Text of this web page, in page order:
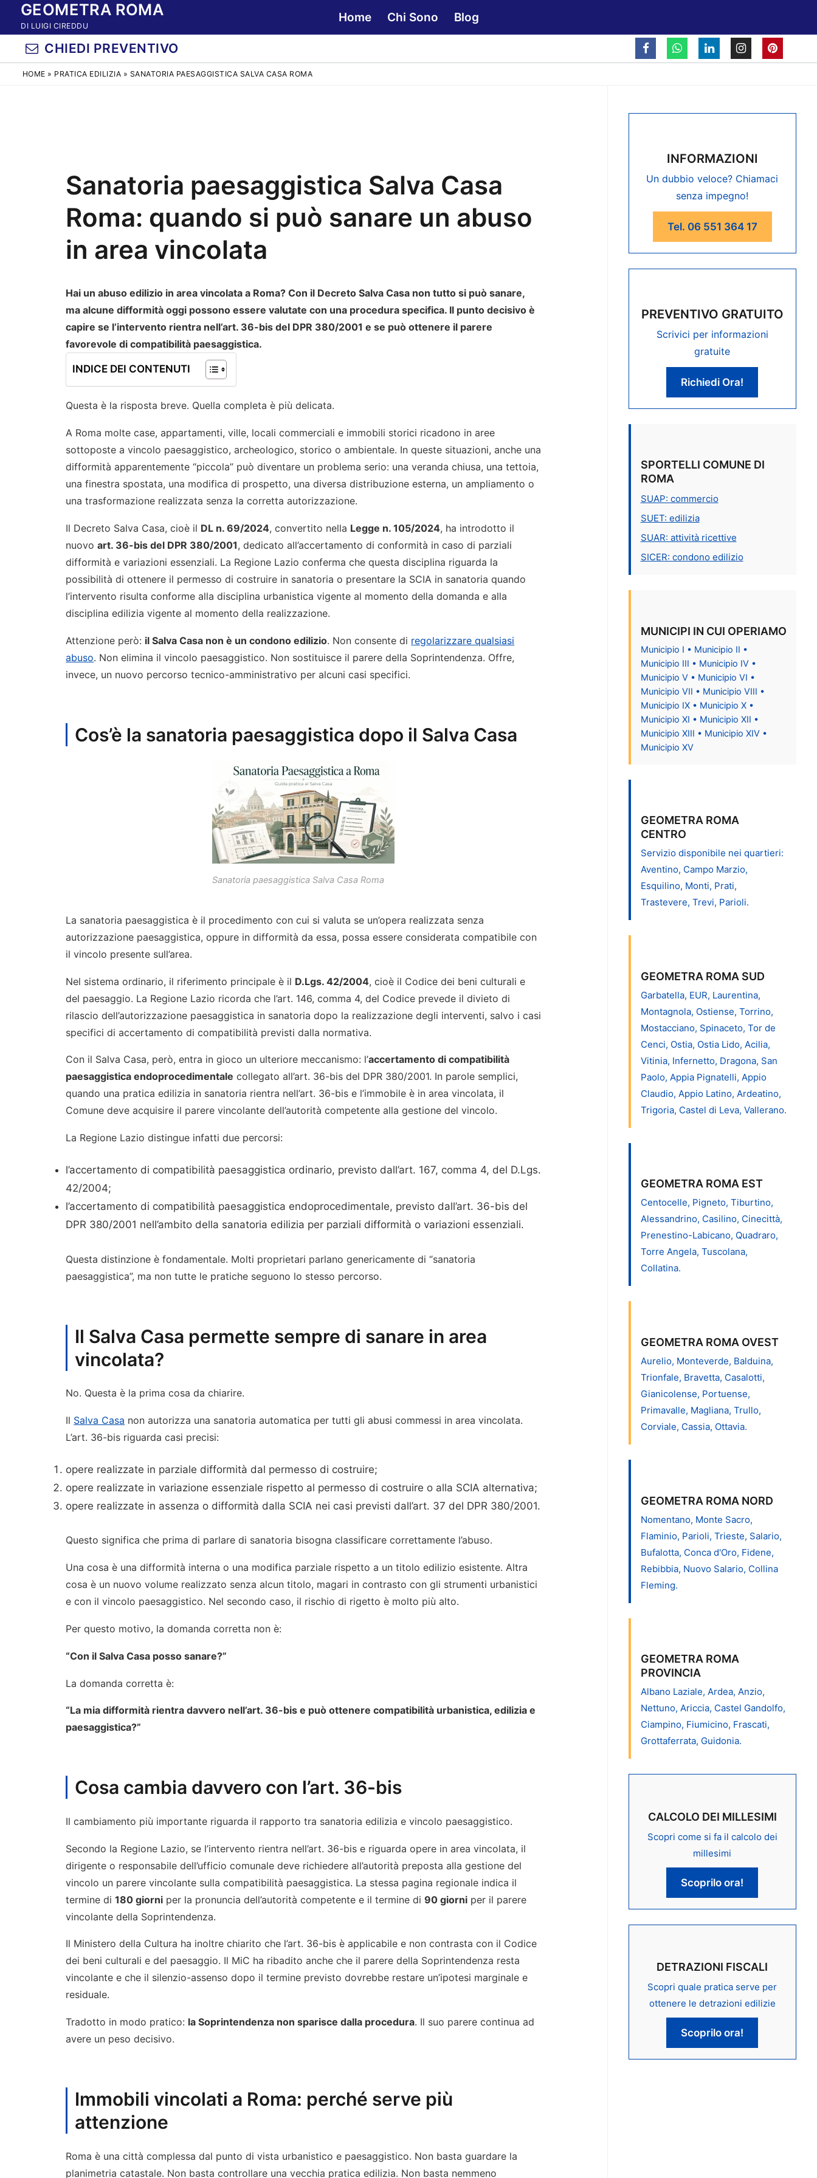
contenuto
GEOMETRA ROMA
DI LUIGI CIREDDU
Home Chi Sono Blog
CHIEDI PREVENTIVO
HOME » PRATICA EDILIZIA » SANATORIA PAESAGGISTICA SALVA CASA ROMA
Sanatoria paesaggistica Salva Casa
Roma: quando si può sanare un abuso
in area vincolata
Hai un abuso edilizio in area vincolata a Roma? Con il Decreto Salva Casa non tutto si può sanare,
ma alcune difformità oggi possono essere valutate con una procedura specifica. Il punto decisivo è
capire se l’intervento rientra nell’art. 36-bis del DPR 380/2001 e se può ottenere il parere
favorevole di compatibilità paesaggistica.
INDICE DEI CONTENUTI
Questa è la risposta breve. Quella completa è più delicata.
A Roma molte case, appartamenti, ville, locali commerciali e immobili storici ricadono in aree
sottoposte a vincolo paesaggistico, archeologico, storico o ambientale. In queste situazioni, anche una
difformità apparentemente “piccola” può diventare un problema serio: una veranda chiusa, una tettoia,
una finestra spostata, una modifica di prospetto, una diversa distribuzione esterna, un ampliamento o
una trasformazione realizzata senza la corretta autorizzazione.
Il Decreto Salva Casa, cioè il DL n. 69/2024, convertito nella Legge n. 105/2024, ha introdotto il
nuovoart. 36-bis del DPR 380/2001, dedicato all’accertamento di conformità in caso di parziali
difformità e variazioni essenziali. La Regione Lazio conferma che questa disciplina riguarda la
possibilità di ottenere il permesso di costruire in sanatoria o presentare la SCIA in sanatoria quando
l’intervento risulta conforme alla disciplina urbanistica vigente al momento della domanda e alla
disciplina edilizia vigente al momento della realizzazione.
Attenzione però: il Salva Casa non è un condono edilizio. Non consente di regolarizzare qualsiasi
abuso. Non elimina il vincolo paesaggistico. Non sostituisce il parere della Soprintendenza. Offre,
invece, un nuovo percorso tecnico-amministrativo per alcuni casi specifici.
Cos’è la sanatoria paesaggistica dopo il Salva Casa
Sanatoria paesaggistica Salva Casa Roma
La sanatoria paesaggistica è il procedimento con cui si valuta se un’opera realizzata senza
autorizzazione paesaggistica, oppure in difformità da essa, possa essere considerata compatibile con
il vincolo presente sull’area.
Nel sistema ordinario, il riferimento principale è il D.Lgs. 42/2004, cioè il Codice dei beni culturali e
del paesaggio. La Regione Lazio ricorda che l’art. 146, comma 4, del Codice prevede il divieto di
rilascio dell’autorizzazione paesaggistica in sanatoria dopo la realizzazione degli interventi, salvo i casi
specifici di accertamento di compatibilità previsti dalla normativa.
Con il Salva Casa, però, entra in gioco un ulteriore meccanismo: l’accertamento di compatibilità
paesaggistica endoprocedimentale collegato all’art. 36-bis del DPR 380/2001. In parole semplici,
quando una pratica edilizia in sanatoria rientra nell’art. 36-bis e l’immobile è in area vincolata, il
Comune deve acquisire il parere vincolante dell’autorità competente alla gestione del vincolo.
La Regione Lazio distingue infatti due percorsi:
l’accertamento di compatibilità paesaggistica ordinario, previsto dall’art. 167, comma 4, del D.Lgs.
42/2004;
l’accertamento di compatibilità paesaggistica endoprocedimentale, previsto dall’art. 36-bis del
DPR 380/2001 nell’ambito della sanatoria edilizia per parziali difformità o variazioni essenziali.
Questa distinzione è fondamentale. Molti proprietari parlano genericamente di “sanatoria
paesaggistica”, ma non tutte le pratiche seguono lo stesso percorso.
Il Salva Casa permette sempre di sanare in area
vincolata?
No. Questa è la prima cosa da chiarire.
Il Salva Casa non autorizza una sanatoria automatica per tutti gli abusi commessi in area vincolata.
L’art. 36-bis riguarda casi precisi:
opere realizzate in parziale difformità dal permesso di costruire;
opere realizzate in variazione essenziale rispetto al permesso di costruire o alla SCIA alternativa;
opere realizzate in assenza o difformità dalla SCIA nei casi previsti dall’art. 37 del DPR 380/2001.
Questo significa che prima di parlare di sanatoria bisogna classificare correttamente l’abuso.
Una cosa è una difformità interna o una modifica parziale rispetto a un titolo edilizio esistente. Altra
cosa è un nuovo volume realizzato senza alcun titolo, magari in contrasto con gli strumenti urbanistici
e con il vincolo paesaggistico. Nel secondo caso, il rischio di rigetto è molto più alto.
Per questo motivo, la domanda corretta non è:
“Con il Salva Casa posso sanare?”
La domanda corretta è:
“La mia difformità rientra davvero nell’art. 36-bis e può ottenere compatibilità urbanistica, edilizia e
paesaggistica?”
Cosa cambia davvero con l’art. 36-bis
Il cambiamento più importante riguarda il rapporto tra sanatoria edilizia e vincolo paesaggistico.
Secondo la Regione Lazio, se l’intervento rientra nell’art. 36-bis e riguarda opere in area vincolata, il
dirigente o responsabile dell’ufficio comunale deve richiedere all’autorità preposta alla gestione del
vincolo un parere vincolante sulla compatibilità paesaggistica. La stessa pagina regionale indica il
termine di180 giorni per la pronuncia dell’autorità competente e il termine di90 giorni per il parere
vincolante della Soprintendenza.
Il Ministero della Cultura ha inoltre chiarito che l’art. 36-bis è applicabile e non contrasta con il Codice
dei beni culturali e del paesaggio. Il MiC ha ribadito anche che il parere della Soprintendenza resta
vincolante e che il silenzio-assenso dopo il termine previsto dovrebbe restare un’ipotesi marginale e
residuale.
Tradotto in modo pratico: la Soprintendenza non sparisce dalla procedura. Il suo parere continua ad
avere un peso decisivo.
Immobili vincolati a Roma: perché serve più
attenzione
Roma è una città complessa dal punto di vista urbanistico e paesaggistico. Non basta guardare la
planimetria catastale. Non basta controllare una vecchia pratica edilizia. Non basta nemmeno
INFORMAZIONI
Un dubbio veloce? Chiamaci
senza impegno!
Tel. 06 551 364 17
PREVENTIVO GRATUITO
Scrivici per informazioni
gratuite
Richiedi Ora!
SPORTELLI COMUNE DI
ROMA
SUAP: commercio
SUET: edilizia
SUAR: attività ricettive
SICER: condono edilizio
MUNICIPI IN CUI OPERIAMO
Municipio I • Municipio II •
Municipio III • Municipio IV •
Municipio V • Municipio VI •
Municipio VII • Municipio VIII •
Municipio IX • Municipio X •
Municipio XI • Municipio XII •
Municipio XIII • Municipio XIV •
Municipio XV
GEOMETRA ROMA
CENTRO
Servizio disponibile nei quartieri:
Aventino, Campo Marzio,
Esquilino, Monti, Prati,
Trastevere, Trevi, Parioli.
GEOMETRA ROMA SUD
Garbatella, EUR, Laurentina,
Montagnola, Ostiense, Torrino,
Mostacciano, Spinaceto, Tor de
Cenci, Ostia, Ostia Lido, Acilia,
Vitinia, Infernetto, Dragona, San
Paolo, Appia Pignatelli, Appio
Claudio, Appio Latino, Ardeatino,
Trigoria, Castel di Leva, Vallerano.
GEOMETRA ROMA EST
Centocelle, Pigneto, Tiburtino,
Alessandrino, Casilino, Cinecittà,
Prenestino-Labicano, Quadraro,
Torre Angela, Tuscolana,
Collatina.
GEOMETRA ROMA OVEST
Aurelio, Monteverde, Balduina,
Trionfale, Bravetta, Casalotti,
Gianicolense, Portuense,
Primavalle, Magliana, Trullo,
Corviale, Cassia, Ottavia.
GEOMETRA ROMA NORD
Nomentano, Monte Sacro,
Flaminio, Parioli, Trieste, Salario,
Bufalotta, Conca d'Oro, Fidene,
Rebibbia, Nuovo Salario, Collina
Fleming.
GEOMETRA ROMA
PROVINCIA
Albano Laziale, Ardea, Anzio,
Nettuno, Ariccia, Castel Gandolfo,
Ciampino, Fiumicino, Frascati,
Grottaferrata, Guidonia.
CALCOLO DEI MILLESIMI
Scopri come si fa il calcolo dei
millesimi
Scoprilo ora!
DETRAZIONI FISCALI
Scopri quale pratica serve per
ottenere le detrazioni edilizie
Scoprilo ora!